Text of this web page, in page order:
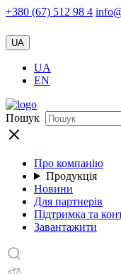
+380 (67) 512 98 4
UA
UA
EN
Пошук
Про компанію
Продукція
Новини
Для партнерів
Підтримка та
Завантажити